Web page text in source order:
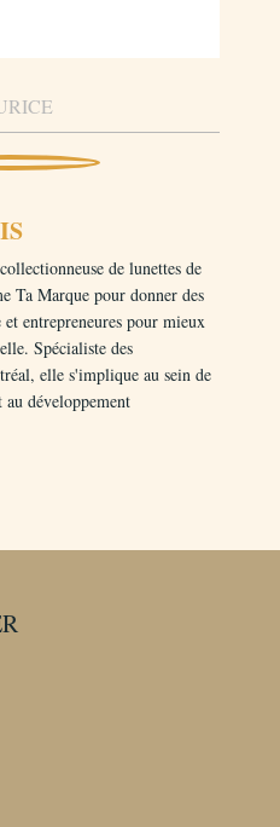
de lunettes de
Ta Marque pour donner des
entrepreneures pour mieux
Spécialiste des
elle s'implique au sein de
développement